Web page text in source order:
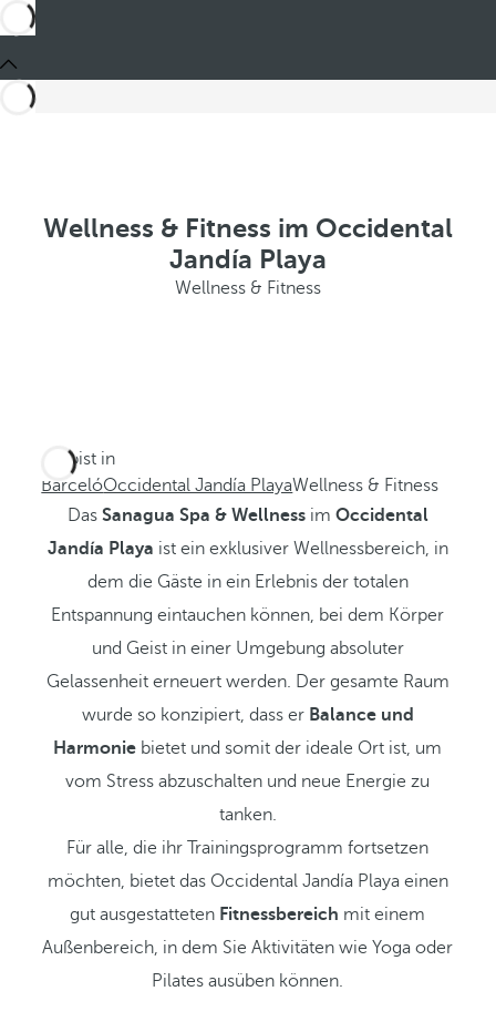
Wellness & Fitness im Occidental
Jandía Playa
Wellness & Fitness
Du bist in
BarcelóOccidental Jandía PlayaWellness & Fitness
Das Sanagua Spa & Wellnessim Occidental
Jandía Playa ist ein exklusiver Wellnessbereich, in
dem die Gäste in ein Erlebnis der totalen
Entspannung eintauchen können, bei dem Körper
und Geist in einer Umgebung absoluter
Gelassenheit erneuert werden. Der gesamte Raum
wurde so konzipiert, dass er Balance und
Harmonie bietet und somit der ideale Ort ist, um
vom Stress abzuschalten und neue Energie zu
tanken.
Für alle, die ihr Trainingsprogramm fortsetzen
möchten, bietet das Occidental Jandía Playa einen
gut ausgestatteten Fitnessbereich mit einem
Außenbereich, in dem Sie Aktivitäten wie Yoga oder
Pilates ausüben können.